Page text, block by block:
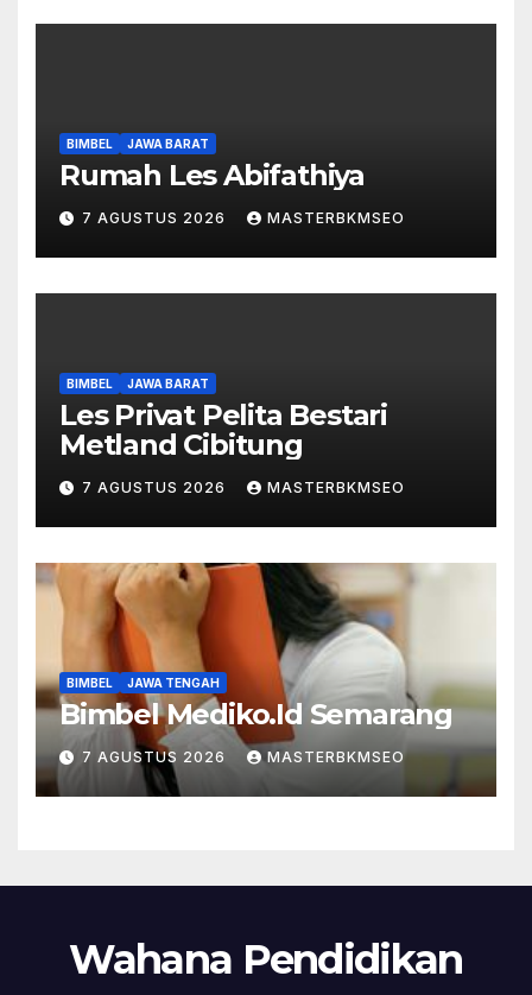
BIMBEL JAWA BARAT
Rumah Les Abifathiya
7 AGUSTUS 2026 MASTERBKMSEO
BIMBEL JAWA BARAT
Les Privat Pelita Bestari
Metland Cibitung
7 AGUSTUS 2026 MASTERBKMSEO
BIMBEL JAWA TENGAH
Bimbel Mediko.Id Semarang
7 AGUSTUS 2026 MASTERBKMSEO
Wahana Pendidikan